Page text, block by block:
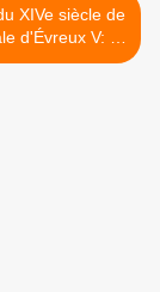
XIVe siècle de
d'Évreux V: la
par l'évêque